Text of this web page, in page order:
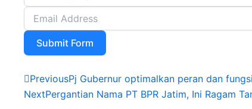
Submit Form
Prev
PreviousPj Gubernur optimalkan peran dan
NextPergantian Nama PT BPR Jatim, Ini Ragam